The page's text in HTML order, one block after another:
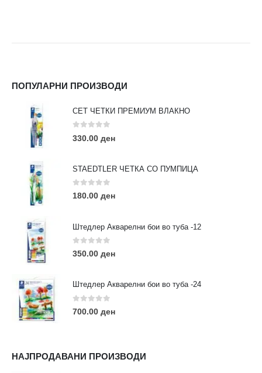
ПОПУЛАРНИ ПРОИЗВОДИ
СЕТ ЧЕТКИ ПРЕМИУМ ВЛАКНО
0 out of 5
330.00 ден
STAEDTLER ЧЕТКА СО ПУМПИЦА
0 out of 5
180.00 ден
Штедлер Акварелни бои во туба -12
0out of 5
350.00 ден
Штедлер Акварелни бои во туба -24
0out of 5
700.00 ден
НАЈПРОДАВАНИ ПРОИЗВОДИ